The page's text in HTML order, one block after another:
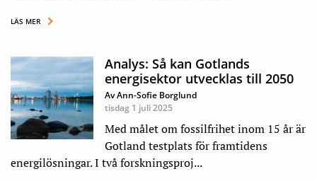
LÄS MER
Analys: Så kan Gotlands
energisektor utvecklas till 2050
Av Ann-Sofie Borglund
tisdag 1 juli 2025
Med målet om fossilfrihet inom 15 år är
Gotland testplats för framtidens
energilösningar. I två forskningsproj...